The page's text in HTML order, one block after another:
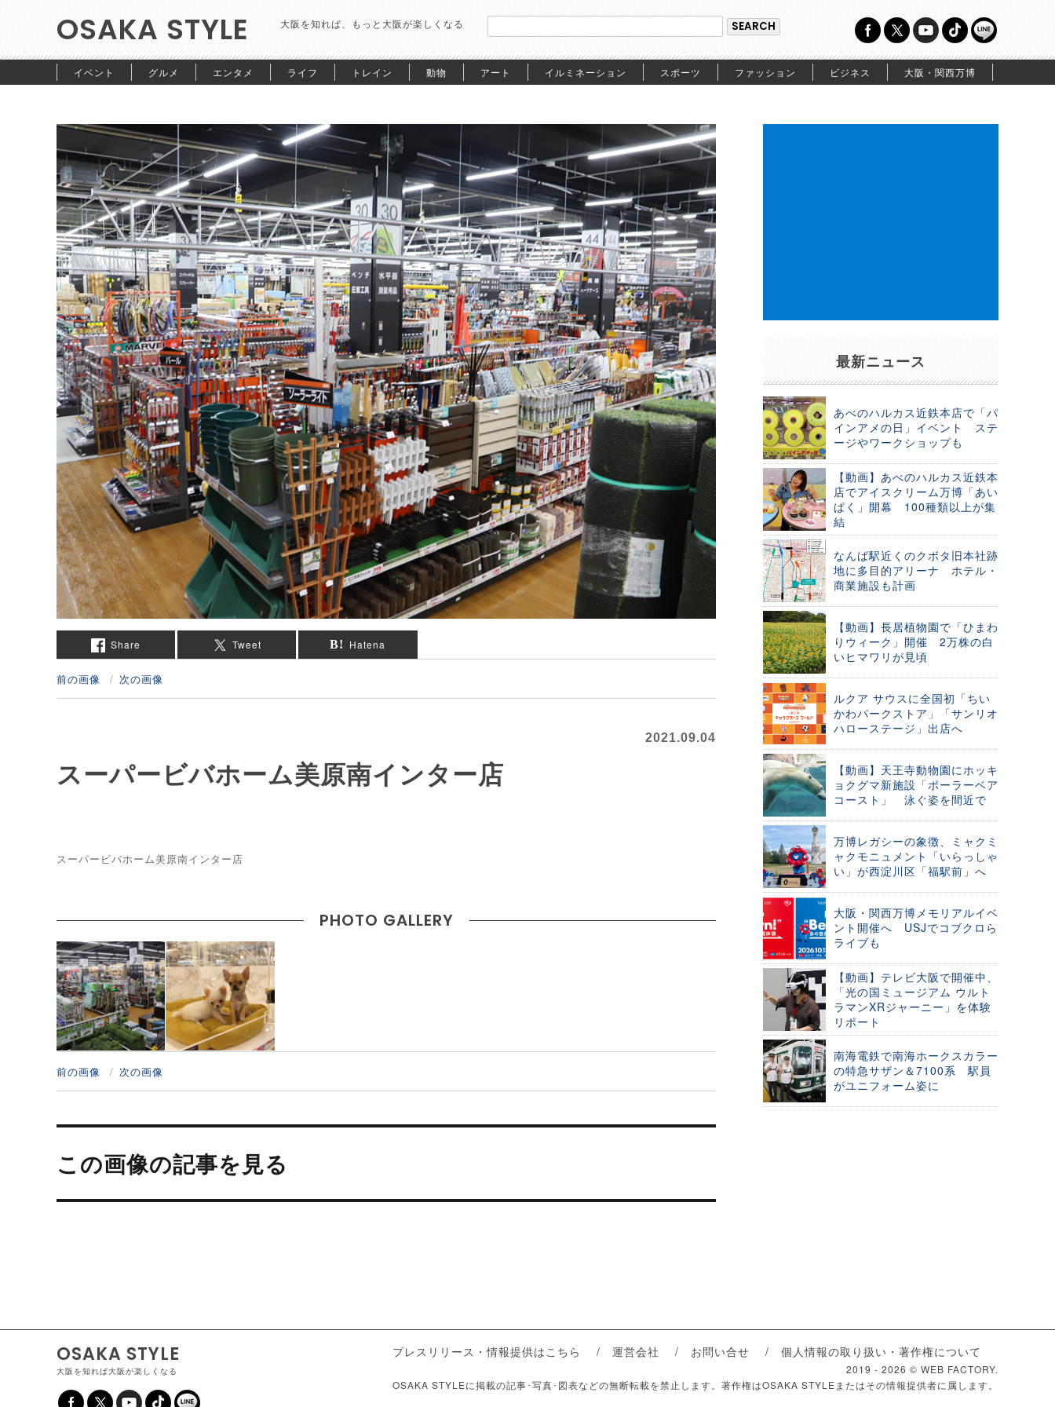
OSAKA STYLE 大阪を知れば、もっと大阪が楽しくなる
イベント グルメ エンタメ ライフ トレイン 動物 アート イルミネーション スポーツ ファッション ビジネス 大阪・関西万博
Share Tweet Hatena
前の画像 次の画像
2021.09.04
スーパービバホーム美原南インター店
スーパービバホーム美原南インター店
PHOTO GALLERY
前の画像 次の画像
投
ナ
ビ
ー
この画像の記事を見る
最新ニュース
あべのハルカス近鉄本店で「パ
インアメの日」イベント ステ
ージやワークショップも
【動画】あべのハルカス近鉄本
店でアイスクリーム万博「あい
ぱく」開幕 100種類以上が集
結
なんば駅近くのクボタ旧本社跡
地に多目的アリーナ ホテル・
商業施設も計画
【動画】長居植物園で「ひまわ
りウィーク」開催 2万株の白
いヒマワリが見頃
ルクア サウスに全国初「ちい
かわパークストア」「サンリオ
ハローステージ」出店へ
【動画】天王寺動物園にホッキ
ョクグマ新施設「ポーラーベア
コースト」 泳ぐ姿を間近で
万博レガシーの象徴、ミャクミ
ャクモニュメント「いらっしゃ
い」が西淀川区「福駅前」へ
大阪・関西万博メモリアルイベ
ント開催へ USJでコブクロら
ライブも
【動画】テレビ大阪で開催中、
「光の国ミュージアム ウルト
ラマンXRジャーニー」を体験
リポート
南海電鉄で南海ホークスカラー
の特急サザン＆7100系 駅員
がユニフォーム姿に
OSAKA STYLE
大阪を知れば大阪が楽しくなる
プレスリリース・情報提供はこちら 運営会社 お問い合せ 個人情報の取り扱い・著作権について
2019 - 2026 © WEB FACTORY.
OSAKA STYLEに掲載の記事･写真･図表などの無断転載を禁止します。著作権はOSAKA STYLEまたはその情報提供者に属します。